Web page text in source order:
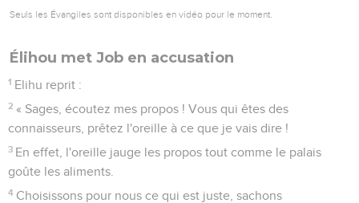
Seuls les Évangiles sont disponibles en vidéo pour le moment.
Élihou met Job en accusation
1 Elihu reprit :
2 « Sages, écoutez mes propos ! Vous qui êtes des
connaisseurs, prêtez l'oreille à ce que je vais dire !
3 En effet, l'oreille jauge les propos tout comme le palais
goûte les aliments.
4 Choisissons pour nous ce qui est juste, sachons